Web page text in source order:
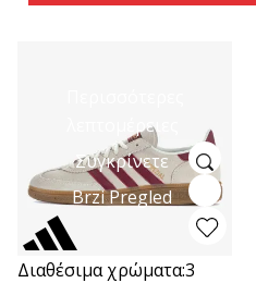
λεπτομέρειες
Συγκρίνετε
Brzi Pregled
Διαθέσιμα χρώματα:3